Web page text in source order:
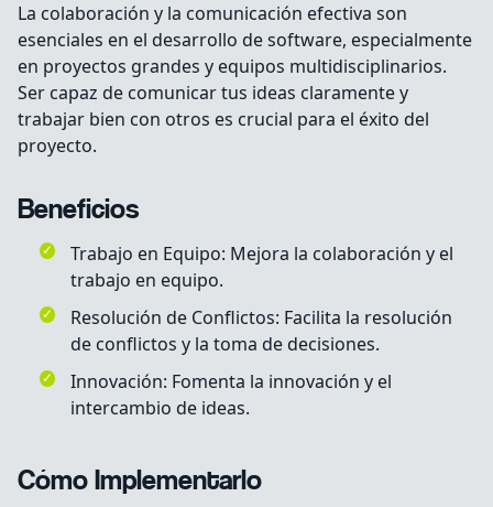
La colaboración y la comunicación efectiva son
esenciales en el desarrollo de software, especialmente
en proyectos grandes y equipos multidisciplinarios.
Ser capaz de comunicar tus ideas claramente y
trabajar bien con otros es crucial para el éxito del
proyecto.
Beneficios
Trabajo en Equipo: Mejora la colaboración y el
trabajo en equipo.
Resolución de Conflictos: Facilita la resolución
de conflictos y la toma de decisiones.
Innovación: Fomenta la innovación y el
intercambio de ideas.
Cómo Implementarlo